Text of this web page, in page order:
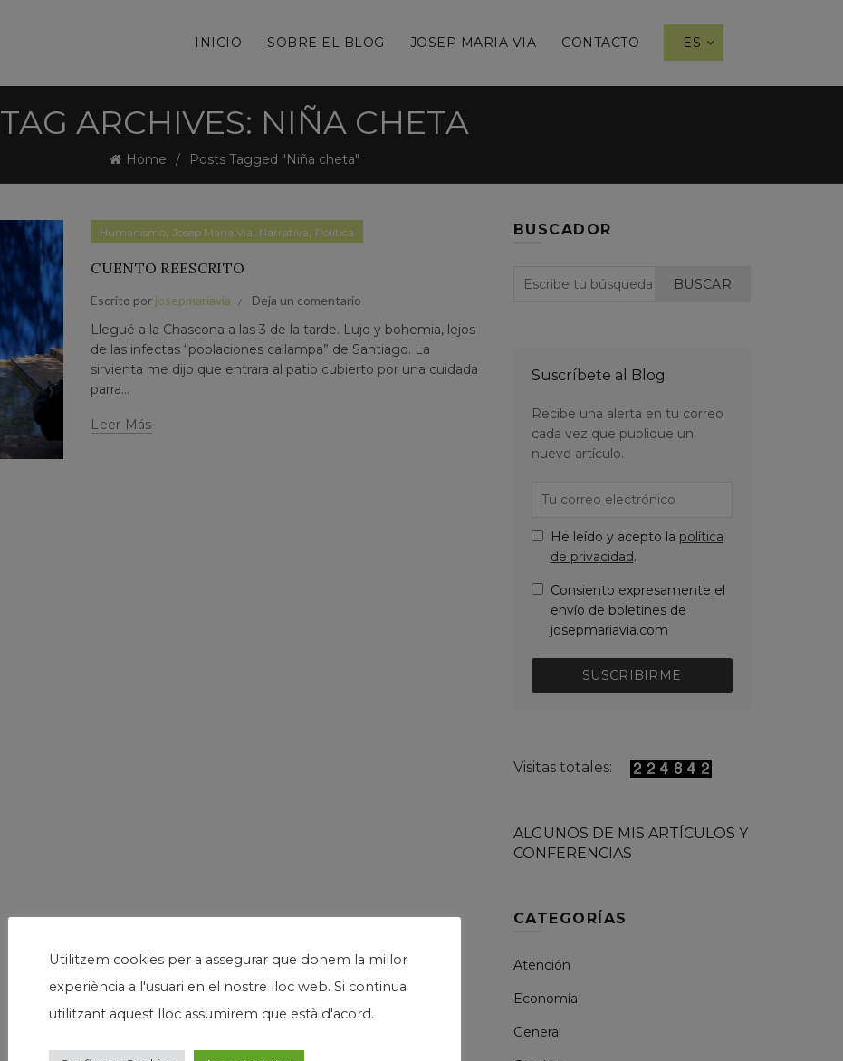
INICIO SOBRE EL BLOG JOSEP MARIA VIA CONTACTO ES
TAG ARCHIVES: NIÑA CHETA
Home Posts Tagged "Niña cheta"
Humanismo,Josep Maria Via, Narrativa, Política
CUENTO REESCRITO
Escrito por josepmariavia Deja un comentario
Llegué a la Chascona a las 3 de la tarde. Lujo y bohemia, lejos
de las infectas “poblaciones callampa” de Santiago. La
sirvienta me dijo que entrara al patio cubierto por una cuidada
parra...
Leer Más
BUSCADOR
BUSCAR
Suscríbete al Blog
Recibe una alerta en tu correo
cada vez que publique un
nuevo artículo.
He leído y acepto la política
de privacidad.
Consiento expresamente el
envío de boletines de
josepmariavia.com
SUSCRIBIRME
Visitas totales:
ALGUNOS DE MIS ARTÍCULOS Y
CONFERENCIAS
CATEGORÍAS
Atención
Economía
General
Utilitzem cookies per a assegurar que donem la millor
experiència a l'usuari en el nostre lloc web. Si continua
utilitzant aquest lloc assumirem que està d'acord.